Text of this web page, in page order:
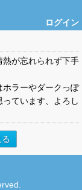
ログイン
が忘れられず下手
ホラーやダークっぽ
ています、よろし